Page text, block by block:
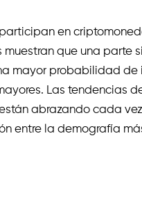
en
muestran que una parte
mayor probabilidad de
Las tendencias
abrazando cada
entre la demografía